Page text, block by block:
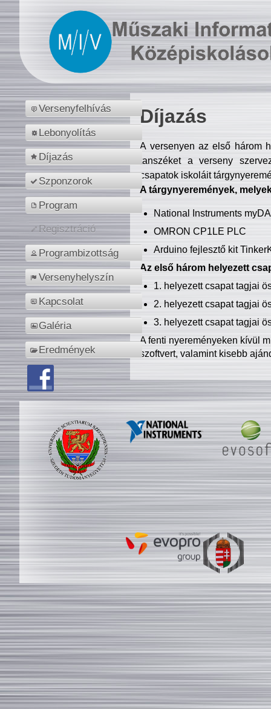
Versenyfelhívás
Lebonyolítás
Díjazás
Szponzorok
Program
Regisztráció
Programbizottság
Versenyhelyszín
Kapcsolat
Galéria
Eredmények
Díjazás
A versenyen az első három
tanszéket a verseny
csapatok iskoláit
A tárgynyeremények,
National Instruments
OMRON CP1LE PLC
Arduino fejlesztő kit
Az első három helyezett
1. helyezett csapat tagjai
2. helyezett csapat tagjai
3. helyezett csapat tagjai
A fenti nyereményeken kívül
szoftvert, valamint kisebb